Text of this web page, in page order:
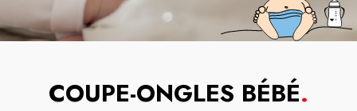
COUPE-ONGLES BÉBÉ.